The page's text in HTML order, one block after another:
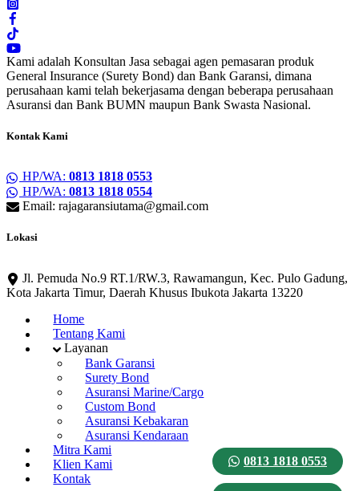
0813 1818 0553
Kami adalah Konsultan Jasa sebagai agen pemasaran produk
General Insurance (Surety Bond) dan Bank Garansi, dimana
perusahaan kami telah bekerjasama dengan beberapa perusahaan
Asuransi dan Bank BUMN maupun Bank Swasta Nasional.
Kontak Kami
HP/WA: 0813 1818 0553
HP/WA: 0813 1818 0554
Email: rajagaransiutama@gmail.com
Lokasi
Jl. Pemuda No.9 RT.1/RW.3, Rawamangun, Kec. Pulo Gadung,
Kota Jakarta Timur, Daerah Khusus Ibukota Jakarta 13220
Home
Tentang Kami
Layanan
Bank Garansi
Surety Bond
Asuransi Marine/Cargo
Custom Bond
Asuransi Kebakaran
Asuransi Kendaraan
Mitra Kami
Klien Kami
Kontak